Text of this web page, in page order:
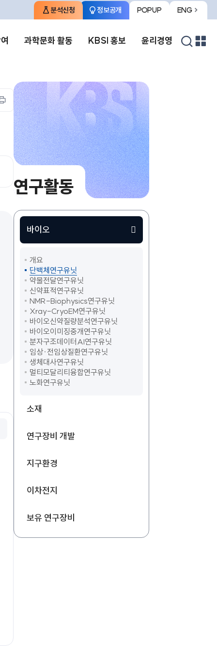
분석신청 정보공개 POPUP
팝업존
ENG
영문사이트로
과학문화 활동 KBSI 홍보 윤리경영
검
프린트하기
연구활동
바이오
개요
단백체연구유닛
약물전달연구유닛
신약표적연구유닛
NMR-Biophysics연구유닛
Xray-CryoEM연구유닛
바이오신약질량분석연구유닛
바이오이미징중개연구유닛
분자구조데이터AI연구유닛
임상·전임상질환연구유닛
생체대사연구유닛
멀티모달리티융합연구유닛
노화연구유닛
소재
연구장비 개발
지구환경
이차전지
보유 연구장비